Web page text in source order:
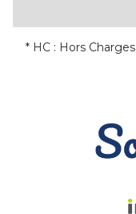
* HC : Hors Charges